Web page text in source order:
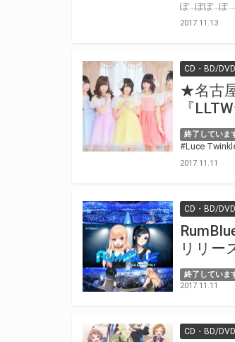
2017.11.13
CD・BD/DVD
★名古
『
終了していま
#Luce
2017.11.11
CD・BD/DVD
リリー
終了していま
2017.11.11
CD・BD/DVD